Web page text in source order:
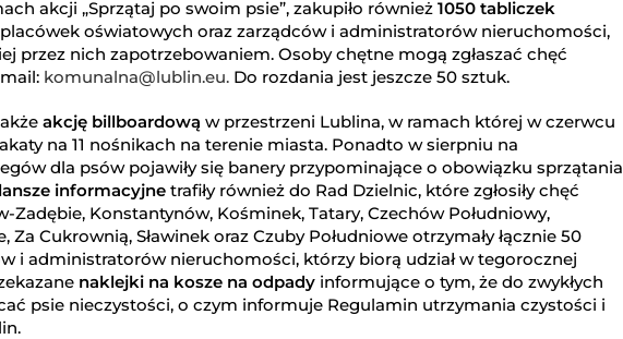
akcji „Sprzątaj po swoim psie”, zakupiło również 1050 tabliczek
placówek oświatowych oraz zarządców i administratorów nieruchomości,
przez nich zapotrzebowaniem. Osoby chętne mogą zgłaszać chęć
komunalna@lublin.eu. Do rozdania jest jeszcze 50 sztuk.
akcję billboardową w przestrzeni Lublina, w ramach której w czerwcu
na 11 nośnikach na terenie miasta. Ponadto w sierpniu na
dla psów pojawiły się banery przypominające o obowiązku sprzątania
informacyjne trafiły również do Rad Dzielnic, które zgłosiły chęć
Zadębie, Konstantynów, Kośminek, Tatary, Czechów Południowy,
Za Cukrownią, Sławinek oraz Czuby Południowe otrzymały łącznie 50
i administratorów nieruchomości, którzy biorą udział w tegorocznej
naklejki na kosze na odpady informujące o tym, że do zwykłych
psie nieczystości, o czym informuje Regulamin utrzymania czystości i